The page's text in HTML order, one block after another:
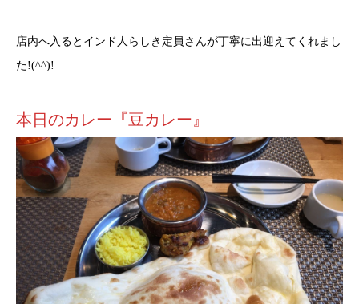
店内へ入るとインド人らしき定員さんが丁寧に出迎えてくれまし
た!(^^)!
本日のカレー『豆カレー』